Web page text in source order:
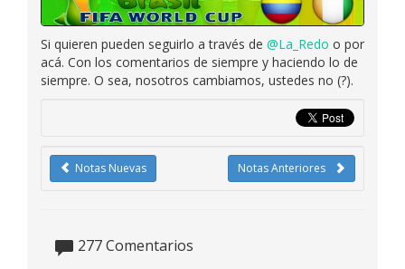
Si quieren pueden seguirlo a través de @La_Redo o por
acá. Con los comentarios de siempre y haciendo lo de
siempre. O sea, nosotros cambiamos, ustedes no (?).
Notas Anteriores
Notas Nuevas
277Comentarios